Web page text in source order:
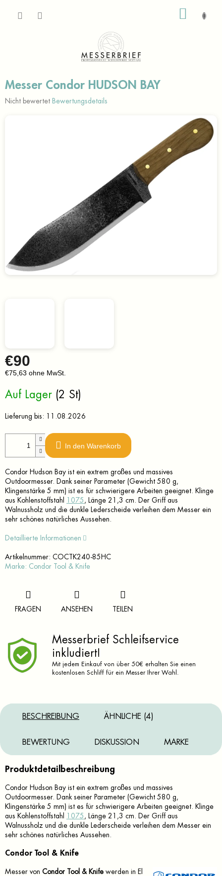
Messer Condor HUDSON BAY
Die
Nicht bewertet Bewertungsdetails
€90
€75,63 ohne MwSt.
Auf Lager (2 St)
Lieferung bis: 11.08.2026
In den Warenkorb
Condor Hudson Bay ist ein extrem großes und massives
Outdoormesser. Dank seiner Parameter (Gewicht 580 g,
Klingenstärke 5 mm) ist es für schwierigere Arbeiten geeignet. Klinge
aus Kohlenstoffstahl
1075 , Länge 21,3 cm. Der Griff aus
Walnussholz und die dunkle Lederscheide verleihen dem Messer ein
sehr schönes natürliches Aussehen.
Detaillierte Informationen
Artikelnummer: COCTK240-85HC
Marke: Condor Tool & Knife
FRAGEN ANSEHEN TEILEN
Messerbrief Schleifservice
inkludiert!
Mit jedem Einkauf von über 50€ erhalten Sie einen
kostenlosen Schliff für ein Messer Ihrer Wahl.
BESCHREIBUNG ÄHNLICHE (4)
BEWERTUNG DISKUSSION MARKE
Produktdetailbeschreibung
Condor Hudson Bay ist ein extrem großes und massives
Outdoormesser. Dank seiner Parameter (Gewicht 580 g,
Klingenstärke 5 mm) ist es für schwierigere Arbeiten geeignet. Klinge
aus Kohlenstoffstahl
1075 , Länge 21,3 cm. Der Griff aus
Walnussholz und die dunkle Lederscheide verleihen dem Messer ein
sehr schönes natürliches Aussehen.
Condor Tool & Knife
Messer von Condor Tool & Knife werden in El